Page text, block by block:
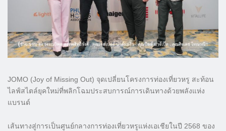
JOMO (Joy of Missing Out) จุดเปลี่ยนโครงการท่องเที่ยวหรู สะท้อน
ไลฟ์สไตล์ยุคใหม่ที่พลิกโฉมประสบการณ์การเดินทางด้วยพลังแห่ง
แบรนด์
เส้นทางสู่การเป็นศูนย์กลางการท่องเที่ยวหรูแห่งเอเชียในปี 2568 ของ